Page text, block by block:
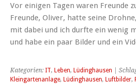
Vor einigen Tagen waren Freunde
Freunde, Oliver, hatte seine
mit dabei und ich durfte ein wenig
und habe ein paar Bilder und ein
Kategorien: IT, Leben, Lüdinghausen |
Kleingartenanlage, Lüdinghausen, Luftbilder,